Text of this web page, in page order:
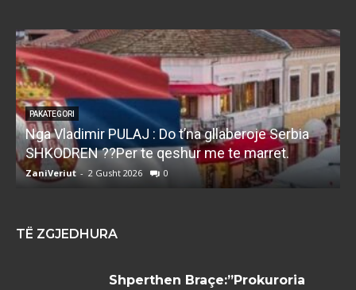
PAKATEGORI
Nga Vladimir PULAJ : Do t’na gllaberoje Serbia
SHKODREN ??Per te qeshur me te marret.
ZaniVeriut - 2 Gusht 2026 0
TË ZGJEDHURA
Shperthen Braçe:”Prokuroria